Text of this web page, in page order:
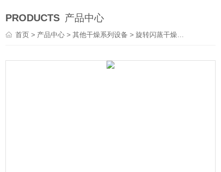
PRODUCTS 产品中心
首页> 产品中心 >其他干燥系列设备 >旋转闪蒸干燥机